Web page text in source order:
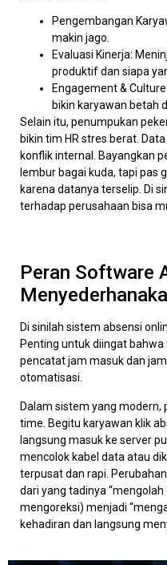
Pengembangan
makin jago.
Evaluasi Kinerja:
produktif dan siapa
Engagement &
bikin karyawan betah
Selain itu, penumpukan
bikin tim HR stres berat.
konflik internal. Bayangkan
lembur bagai kuda, tapi pas
karena datanya terselip. Di
terhadap perusahaan bisa
Peran Software
Di sinilah sistem absensi
Penting untuk diingat
pencatat jam masuk dan
otomatisasi.
Dalam sistem yang
time. Begitu karyawan klik
langsung masuk ke server
mencolok kabel data atau
terpusat dan rapi.
dari yang tadinya
mengoreksi) menjadi
kehadiran dan langsung